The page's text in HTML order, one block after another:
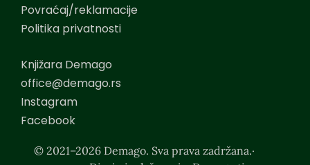
Povraćaj/reklamacije
Politika privatnosti
Knjižara Demago
office@demago.rs
Instagram
Facebook
© 2021–2026 Demago. Sva prava zadržana.·